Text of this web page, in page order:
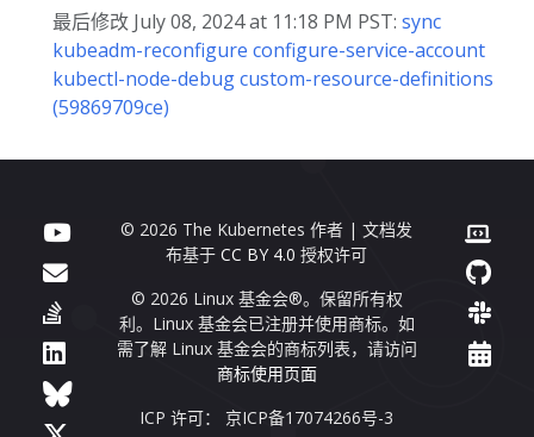
最后修改 July 08, 2024 at 11:18 PM PST: sync
kubeadm-reconfigure configure-service-account
kubectl-node-debug custom-resource-definitions
(59869709ce)
© 2026 The Kubernetes 作者 | 文档发
布基于CC BY 4.0 授权许可
© 2026 Linux 基金会®。保留所有权
利。Linux 基金会已注册并使用商标。如
需了解 Linux 基金会的商标列表，请访问
商标使用页面
ICP 许可： 京ICP备17074266号-3